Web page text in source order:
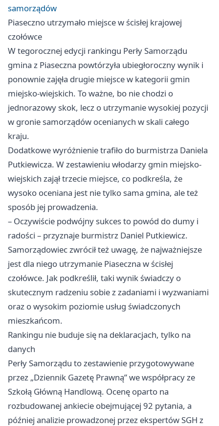
samorządów
Piaseczno utrzymało miejsce w ścisłej krajowej
czołówce
W tegorocznej edycji rankingu Perły Samorządu
gmina z Piaseczna powtórzyła ubiegłoroczny wynik i
ponownie zajęła drugie miejsce w kategorii gmin
miejsko-wiejskich. To ważne, bo nie chodzi o
jednorazowy skok, lecz o utrzymanie wysokiej pozycji
w gronie samorządów ocenianych w skali całego
kraju.
Dodatkowe wyróżnienie trafiło do burmistrza Daniela
Putkiewicza. W zestawieniu włodarzy gmin miejsko-
wiejskich zajął trzecie miejsce, co podkreśla, że
wysoko oceniana jest nie tylko sama gmina, ale też
sposób jej prowadzenia.
– Oczywiście podwójny sukces to powód do dumy i
radości – przyznaje burmistrz Daniel Putkiewicz.
Samorządowiec zwrócił też uwagę, że najważniejsze
jest dla niego utrzymanie Piaseczna w ścisłej
czołówce. Jak podkreślił, taki wynik świadczy o
skutecznym radzeniu sobie z zadaniami i wyzwaniami
oraz o wysokim poziomie usług świadczonych
mieszkańcom.
Rankingu nie buduje się na deklaracjach, tylko na
danych
Perły Samorządu to zestawienie przygotowywane
przez „Dziennik Gazetę Prawną” we współpracy ze
Szkołą Główną Handlową. Ocenę oparto na
rozbudowanej ankiecie obejmującej 92 pytania, a
później analizie prowadzonej przez ekspertów SGH z